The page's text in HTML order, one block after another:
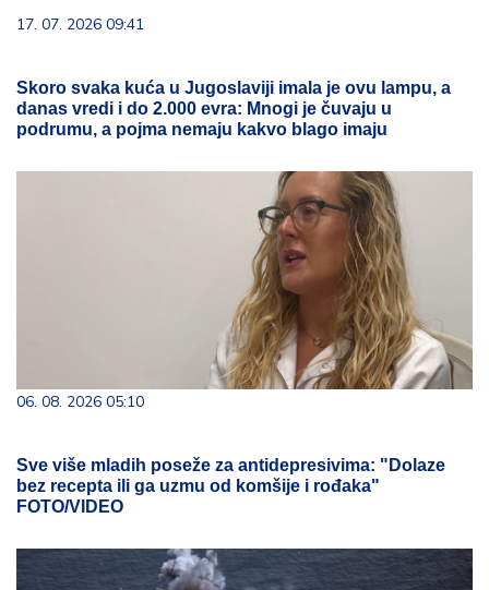
17. 07. 2026 09:41
Skoro svaka kuća u Jugoslaviji imala je ovu lampu, a
danas vredi i do 2.000 evra: Mnogi je čuvaju u
podrumu, a pojma nemaju kakvo blago imaju
06. 08. 2026 05:10
Sve više mladih poseže za antidepresivima: "Dolaze
bez recepta ili ga uzmu od komšije i rođaka"
FOTO/VIDEO